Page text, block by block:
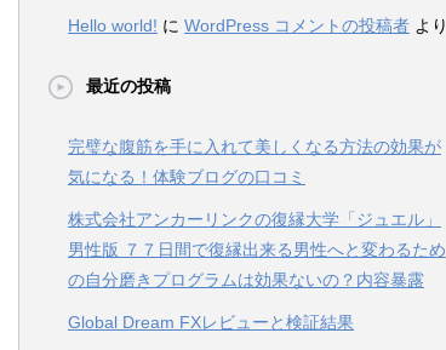
Hello world! に WordPress コメントの投稿者 より
最近の投稿
完璧な腹筋を手に入れて美しくなる方法の効果が
気になる！体験ブログの口コミ
株式会社アンカーリンクの復縁大学「ジュエル」
男性版 ７７日間で復縁出来る男性へと変わるため
の自分磨きプログラムは効果ないの？内容暴露
Global Dream FXレビューと検証結果